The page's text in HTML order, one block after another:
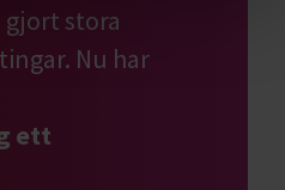
stora
Nu har
ett